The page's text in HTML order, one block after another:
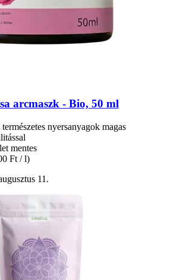
arcmaszk -​ Bio, 50 ml
nyersanyagok magas
mentes
Ft / l)
11.